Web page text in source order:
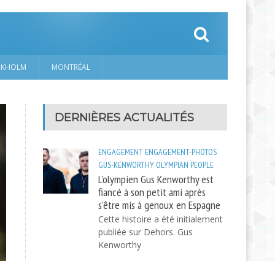
MONTRÉAL
DERNIÈRES ACTUALITÉS
ENGAGEMENT ENGAGEMENT-PHOTOS
GUS-KENWORTHY OLYMPIAN PEOPLE
L'olympien Gus Kenworthy est
fiancé à son petit ami après
s'être mis à genoux en Espagne
Cette histoire a été initialement
publiée sur Dehors. Gus
Kenworthy